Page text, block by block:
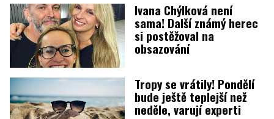
Ivana Chýlková není
sama! Další známý herec
si postěžoval na
obsazování
Tropy se vrátily! Pondělí
bude ještě teplejší než
neděle, varují experti